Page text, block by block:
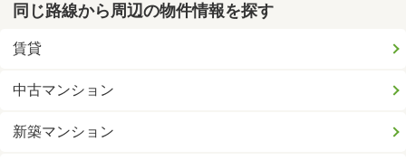
同じ路線から周辺の物件情報を探す
賃貸
中古マンション
新築マンション